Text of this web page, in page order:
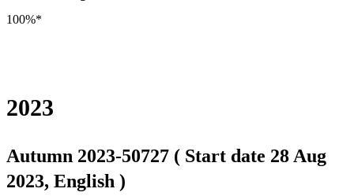
100%*
2023
Autumn 2023-50727 ( Start date 28 Aug
2023, English )